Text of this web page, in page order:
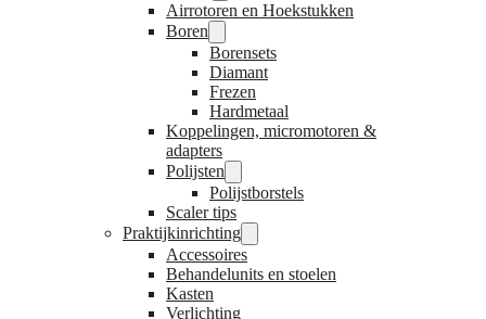
Airrotoren en Hoekstukken
Boren
Borensets
Diamant
Frezen
Hardmetaal
Koppelingen, micromotoren &
adapters
Polijsten
Polijstborstels
Scaler tips
Praktijkinrichting
Accessoires
Behandelunits en stoelen
Kasten
Verlichting